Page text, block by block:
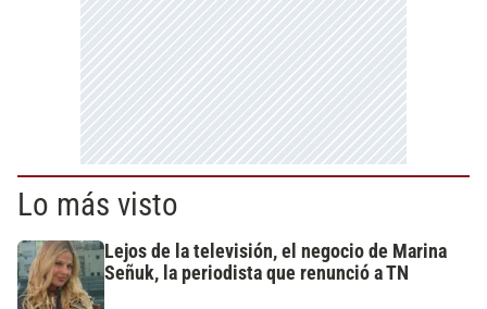
Lo más visto
Lejos de la televisión, el negocio de Marina
Señuk, la periodista que renunció a TN